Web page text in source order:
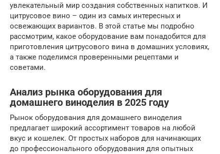
увлекательный мир создания собственных напитков. И
цитрусовое вино – один из самых интересных и
освежающих вариантов. В этой статье мы подробно
рассмотрим, какое оборудование вам понадобится для
приготовления цитрусового вина в домашних условиях,
а также поделимся проверенными рецептами и
советами.
Анализ рынка оборудования для
домашнего виноделия в 2025 году
Рынок оборудования для домашнего виноделия
предлагает широкий ассортимент товаров на любой
вкус и кошелек. От простых наборов для начинающих
до профессионального оборудования для опытных